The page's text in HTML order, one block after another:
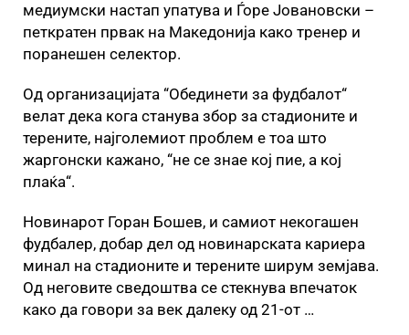
медиумски настап упатува и Ѓоре Јовановски –
петкратен првак на Македонија како тренер и
поранешен селектор.
Од организацијата “Обединети за фудбалот“
велат дека кога станува збор за стадионите и
терените, најголемиот проблем е тоа што
жаргонски кажано, “не се знае кој пие, а кој
плаќа“.
Новинарот Горан Бошев, и самиот некогашен
фудбалер, добар дел од новинарската кариера
минал на стадионите и терените ширум земјава.
Од неговите сведоштва се стекнува впечаток
како да говори за век далеку од 21-от …